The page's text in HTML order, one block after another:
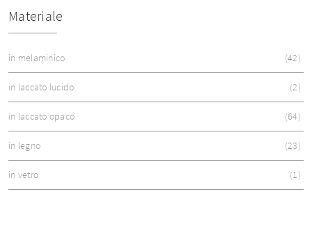
Materiale
in melaminico 42
in laccato lucido 2
in laccato opaco 64
in legno 23
in vetro 1